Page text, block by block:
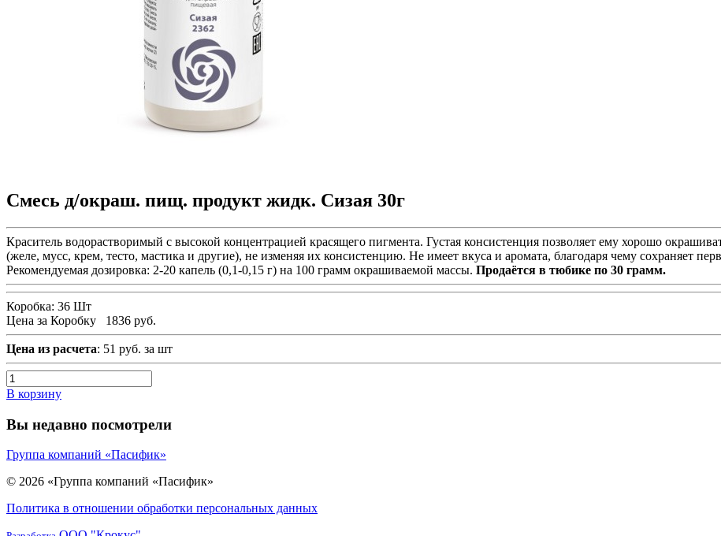
Смесь д/окраш. пищ. продукт жидк. Сизая 30г
Краситель водорастворимый с высокой концентрацией красящего пигмента. Густая консистенция позволяет ему хорошо
(желе, мусс, крем, тесто, мастика и другие), не изменяя их консистенцию. Не имеет вкуса и аромата, благодаря чему сохраняет
Рекомендуемая дозировка: 2-20 капель (0,1-0,15 г) на 100 грамм окрашиваемой массы. Продаётся в тюбике по 30 грамм.
Коробка: 36 Шт
Цена за Коробку
1836 руб.
Цена из расчета: 51 руб. за шт
В корзину
Вы недавно посмотрели
Группа компаний «Пасифик»
© 2026 «Группа компаний «Пасифик»
Политика в отношении обработки персональных данных